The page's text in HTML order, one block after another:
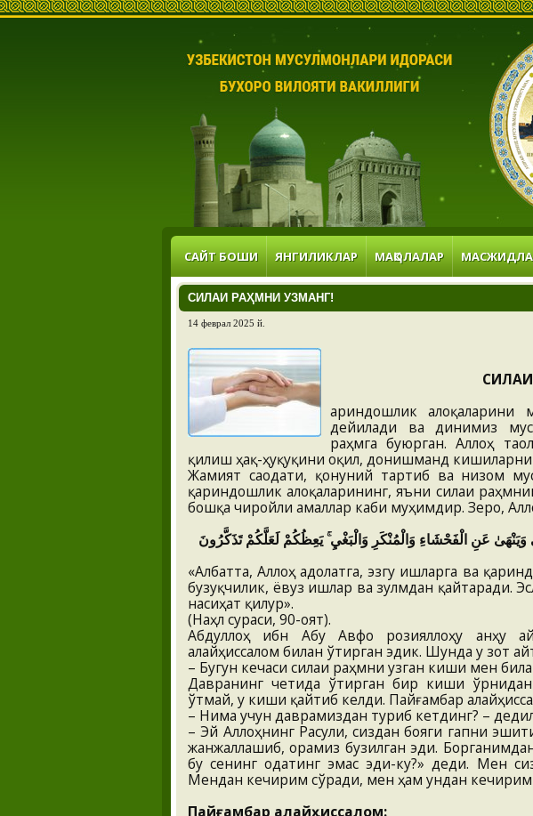
САЙТ БОШИ ЯНГИЛИКЛАР МАҚОЛАЛАР
СИЛАИ РАҲМНИ УЗМАНГ!
14 феврал 2025 й.
СИЛАИ
Қариндошлик
дейилади ва динимиз
раҳмга буюрган. Аллоҳ
қилиш ҳақ-ҳуқуқини оқил, донишманд
Жамият саодати, қонуний тартиб ва низом
қариндошлик алоқаларининг, яъни силаи
бошқа чиройли амаллар каби муҳимдир. Зеро,
وَيَنْهَىٰ عَنِ الْفَحْشَاءِ وَالْمُنْكَرِ وَالْبَغْيِ ۚ يَعِظُكُمْ لَعَلَّكُمْ تَذَكَّرُونَ
«Албатта, Аллоҳ адолатга, эзгу ишларга ва
бузуқчилик, ёвуз ишлар ва зулмдан қайтаради.
насиҳат қилур».
(Наҳл сураси, 90-оят).
Абдуллоҳ ибн Абу Авфо розияллоҳу анҳу
алайҳиссалом билан ўтирган эдик. Шунда у зот
– Бугун кечаси силаи раҳмни узган киши мен
Давранинг четида ўтирган бир киши
ўтмай, у киши қайтиб келди. Пайғамбар
– Нима учун даврамиздан туриб кетдинг? –
– Эй Аллоҳнинг Расули, сиздан бояги гапни
жанжаллашиб, орамиз бузилган эди.
бу сенинг одатинг эмас эди-ку?» деди. Мен
Мендан кечирим сўради, мен ҳам ундан кечирим
Пайғамбар алайҳиссалом: